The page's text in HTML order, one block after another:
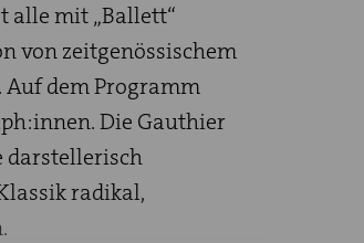
alle mit „Ballett“
von zeitgenössischem
. Auf dem Programm
Die Gauthier
darstellerisch
radikal,